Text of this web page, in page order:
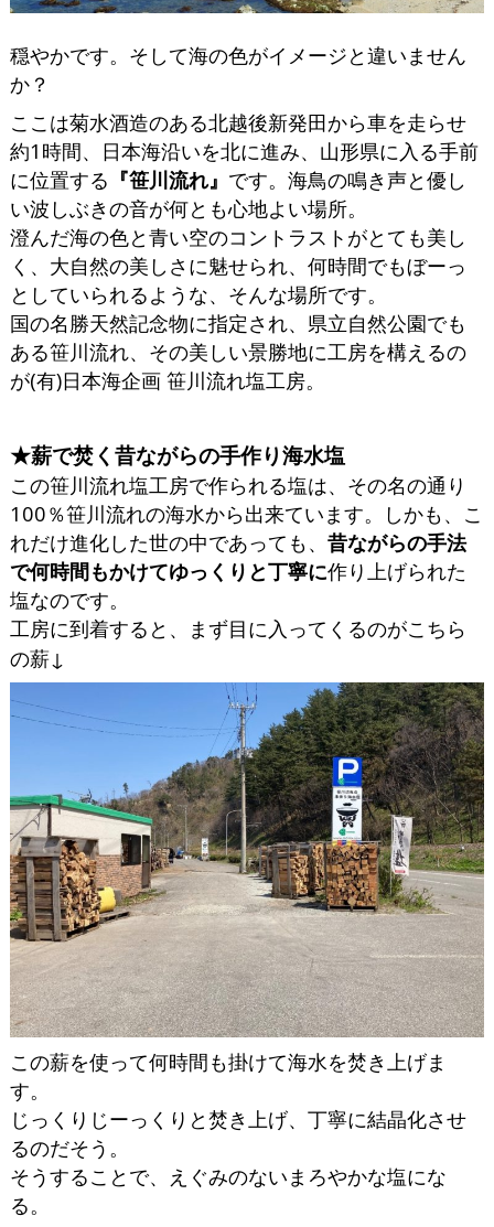
穏やかです。そして海の色がイメージと違いません
か？
ここは菊水酒造のある北越後新発田から車を走らせ
約1時間、日本海沿いを北に進み、山形県に入る手前
に位置する 『笹川流れ』 です。海鳥の鳴き声と優し
い波しぶきの音が何とも心地よい場所。
澄んだ海の色と青い空のコントラストがとても美し
く、大自然の美しさに魅せられ、何時間でもぼーっ
としていられるような、そんな場所です。
国の名勝天然記念物に指定され、県立自然公園でも
ある笹川流れ、その美しい景勝地に工房を構えるの
が(有)日本海企画 笹川流れ塩工房。
★薪で焚く昔ながらの手作り海水塩
この笹川流れ塩工房で作られる塩は、その名の通り
100％笹川流れの海水から出来ています。しかも、こ
れだけ進化した世の中であっても、 昔ながらの手法
で何時間もかけてゆっくりと丁寧に作り上げられた
塩なのです。
工房に到着すると、まず目に入ってくるのがこちら
の薪↓
この薪を使って何時間も掛けて海水を焚き上げま
す。
じっくりじーっくりと焚き上げ、丁寧に結晶化させ
るのだそう。
そうすることで、えぐみのないまろやかな塩にな
る。